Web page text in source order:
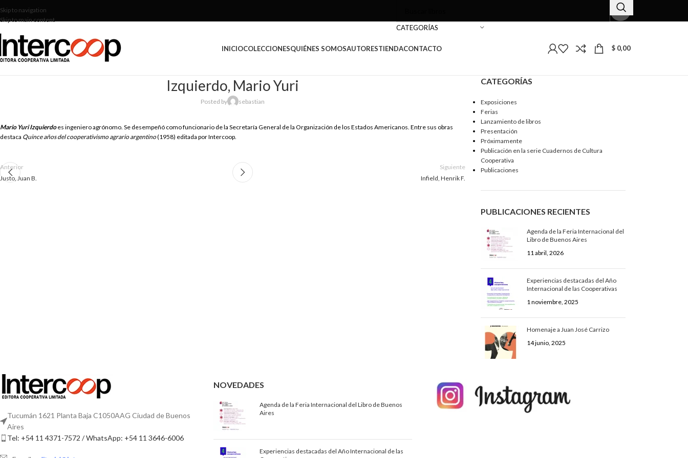
Skip to navigation
Skip to main content
CATEGORÍAS
INICIOCOLECCIONESQUIÉNES SOMOSAUTORESTIENDACONTACTO $ 0,00
Izquierdo, Mario Yuri
Posted by sebastian
Mario Yuri Izquierdoes ingeniero agrónomo. Se desempeñó como funcionario de la Secretaría General de la Organización de los Estados Americanos. Entre sus obras
destaca Quince años del cooperativismo agrario argentino(1958) editada por Intercoop.
Anterior
Justo, Juan B.
Siguiente
Infield, Henrik F.
CATEGORÍAS
Exposiciones
Ferias
Lanzamiento de libros
Presentación
Próximamente
Publicación en la serie Cuadernos de Cultura
Cooperativa
Publicaciones
PUBLICACIONES RECIENTES
Agenda de la Feria Internacional del
Libro de Buenos Aires
11 abril, 2026
Experiencias destacadas del Año
Internacional de las Cooperativas
1 noviembre, 2025
Homenaje a Juan José Carrizo
14 junio, 2025
Tucumán 1621 Planta Baja C1050AAG Ciudad de Buenos
Aires
Tel: +54 11 4371-7572 / WhatsApp: +54 11 3646-6006
NOVEDADES
Agenda de la Feria Internacional del Libro de Buenos
Aires
Experiencias destacadas del Año Internacional de las